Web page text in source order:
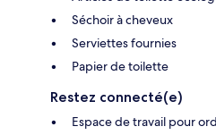
Séchoir à cheveux
Serviettes fournies
Papier de toilette
Restez connecté(e)
Espace de travail pour